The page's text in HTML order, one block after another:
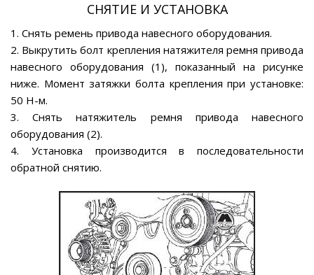
СНЯТИЕ И УСТАНОВКА
1. Снять ремень привода навесного оборудования.
2. Выкрутить болт крепления натяжителя ремня привода
навесного оборудования (1), показанный на рисунке
ниже. Момент затяжки болта крепления при установке:
50 Н-м.
3. Снять натяжитель ремня привода навесного
оборудования (2).
4. Установка производится в последовательности
обратной снятию.